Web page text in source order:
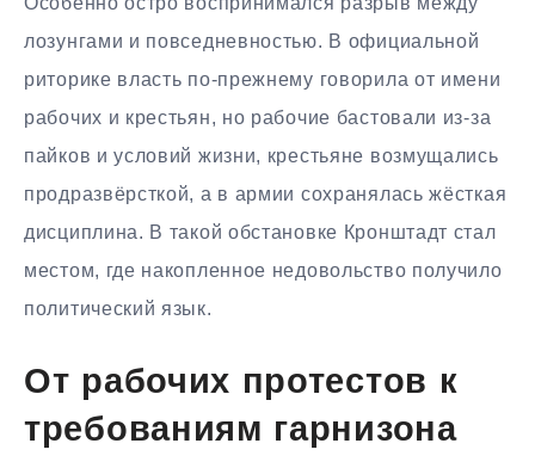
лозунгами и повседневностью. В официальной
риторике власть по-прежнему говорила от имени
рабочих и крестьян, но рабочие бастовали из-за
пайков и условий жизни, крестьяне возмущались
продразвёрсткой, а в армии сохранялась жёсткая
дисциплина. В такой обстановке Кронштадт стал
местом, где накопленное недовольство получило
политический язык.
От рабочих протестов к
требованиям гарнизона